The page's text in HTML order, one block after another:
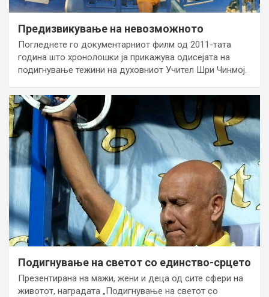
Предизвикување на невозможното
Погледнете го документарниот филм од 2011-тата
година што хронолошки ја прикажува одисејата на
подигнување тежини на духовниот Учител Шри Чинмој.
Подигнување на светот со единство-срцето
Презентирана на мажи, жени и деца од сите сфери на
животот, наградата „Подигнување на светот со